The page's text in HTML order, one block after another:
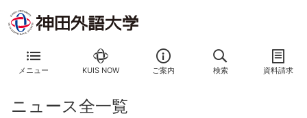
メニュー KUIS NOW ご案内 検索 資料請求
ニュース全一覧